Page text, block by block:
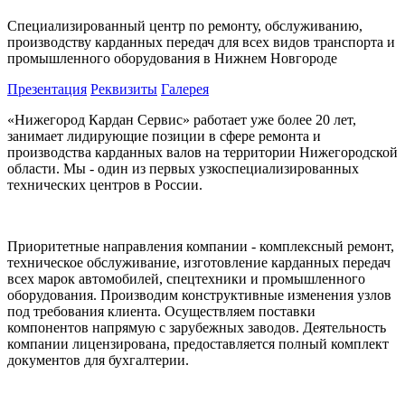
Специализированный центр по ремонту, обслуживанию,
производству карданных передач для всех видов транспорта и
промышленного оборудования в Нижнем Новгороде
Презентация Реквизиты Галерея
«Нижегород Кардан Сервис» работает уже более 20 лет,
занимает лидирующие позиции в сфере ремонта и
производства карданных валов на территории Нижегородской
области. Мы - один из первых узкоспециализированных
технических центров в России.
Приоритетные направления компании - комплексный ремонт,
техническое обслуживание, изготовление карданных передач
всех марок автомобилей, спецтехники и промышленного
оборудования. Производим конструктивные изменения узлов
под требования клиента. Осуществляем поставки
компонентов напрямую с зарубежных заводов. Деятельность
компании лицензирована, предоставляется полный комплект
документов для бухгалтерии.